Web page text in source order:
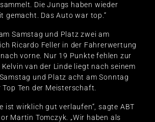
Die Jungs haben wieder
gemacht. Das Auto war top.“
Samstag und Platz zwei am
Ricardo Feller in der Fahrerwertung
vorne. Nur 19 Punkte fehlen zur
van der Linde liegt nach seinem
und Platz acht am Sonntag
Ten der Meisterschaft.
ist wirklich gut verlaufen“, sagte ABT
Martin Tomczyk. „Wir haben als